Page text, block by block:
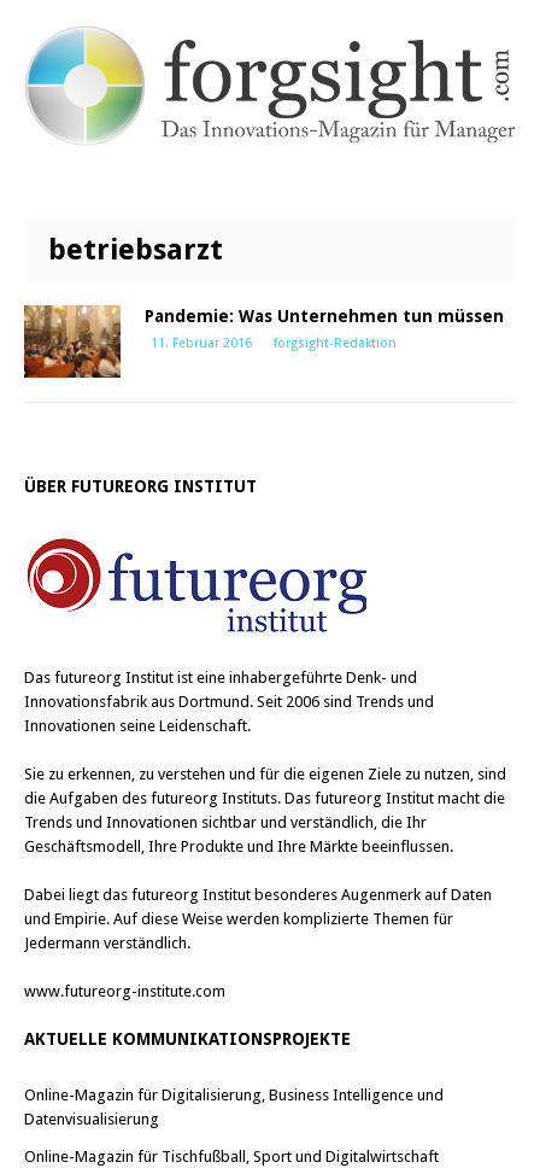
betriebsarzt
Pandemie: Was Unternehmen tun müssen
11. Februar 2016 forgsight-Redaktion
ÜBER FUTUREORG INSTITUT
Das futureorg Institut ist eine inhabergeführte Denk- und
Innovationsfabrik aus Dortmund. Seit 2006 sind Trends und
Innovationen seine Leidenschaft.
Sie zu erkennen, zu verstehen und für die eigenen Ziele zu nutzen, sind
die Aufgaben des futureorg Instituts. Das futureorg Institut macht die
Trends und Innovationen sichtbar und verständlich, die Ihr
Geschäftsmodell, Ihre Produkte und Ihre Märkte beeinflussen.
Dabei liegt das futureorg Institut besonderes Augenmerk auf Daten
und Empirie. Auf diese Weise werden komplizierte Themen für
Jedermann verständlich.
www.futureorg-institute.com
AKTUELLE KOMMUNIKATIONSPROJEKTE
Online-Magazin für Digitalisierung, Business Intelligence und
Datenvisualisierung
Online-Magazin für Tischfußball, Sport und Digitalwirtschaft